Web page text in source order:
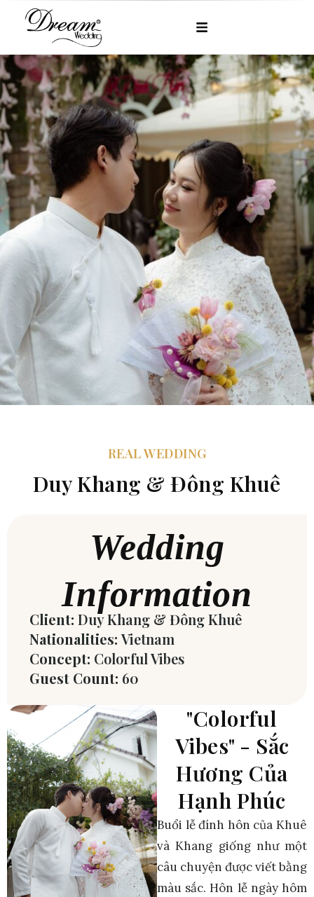
REAL WEDDING
Duy Khang & Đông Khuê
Wedding
Information
Client: Duy Khang & Đông Khuê
Nationalities: Vietnam
Concept: Colorful Vibes
Guest Count: 60
"Colorful
Vibes" - Sắc
Hương Của
Hạnh Phúc
Buổi lễ đính hôn của Khuê
và Khang giống như một
câu chuyện được viết bằng
màu sắc. Hôn lễ ngày hôm